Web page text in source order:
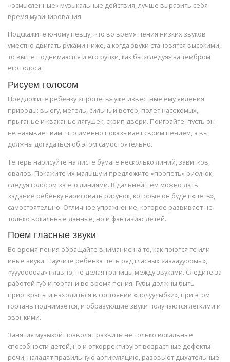
«осмысленные» музыкальные действия, лучше выразить себя
время музицирования.
Подскажите юному певцу, что во время пения низких звуков
уместно двигать руками ниже, а когда звуки становятся высокими,
то выше поднимаются и его ручки, как бы «следуя» за тембром
его голоса.
Рисуем голосом
Предложите ребёнку «пропеть» уже известные ему явления
природы: вьюгу, метель, сильный ветер, полёт насекомых,
прыганье и кваканье лягушек, скрип двери. Поиграйте: пусть он
не называет вам, что именно показывает своим пением, а вы
должны догадаться об этом самостоятельно.
Теперь нарисуйте на листе бумаге несколько линий, завитков,
овалов. Покажите их малышу и предложите «пропеть» рисунок,
следуя голосом за его линиями. В дальнейшем можно дать
задание ребёнку нарисовать рисунок, которые он будет «петь»,
самостоятельно. Отличное упражнение, которое развивает не
только вокальные данные, но и фантазию детей.
Поем гласные звуки
Во время пения обращайте внимание на то, как поются те или
иные звуки. Научите ребёнка петь ряд гласных «ааааууооыы»,
«уууооооаа» плавно, не делая границы между звуками. Следите за
работой губ и гортани во время пения. Губы должны быть
приоткрыты и находиться в состоянии «полуулыбки», при этом
гортань поднимается, и образующие звуки получаются лёгкими и
звонкими.
Занятия музыкой позволят развить не только вокальные
способности детей, но и откорректируют возрастные дефекты
речи, наладят правильную артикуляцию, разовьют дыхательные